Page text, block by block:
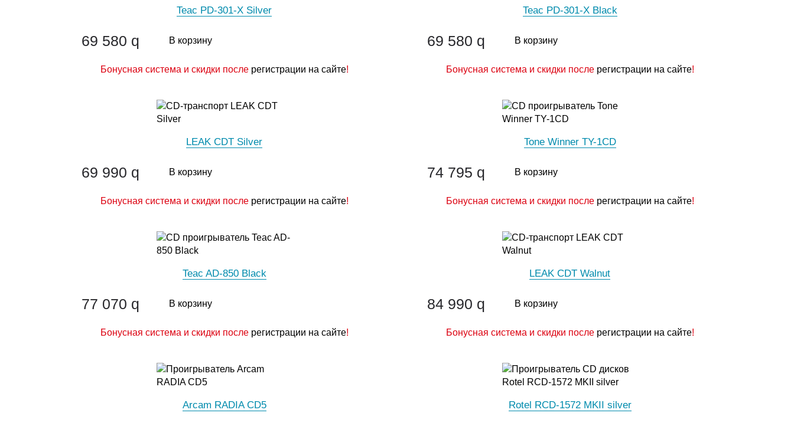
Teac PD-301-X Silver
69 580 q В корзину
Бонусная система и скидки после регистрации на сайте!
Teac PD-301-X Black
69 580 q В корзину
Бонусная система и скидки после регистрации на сайте!
LEAK CDT Silver
69 990 q В корзину
Бонусная система и скидки после регистрации на сайте!
Tone Winner TY-1CD
74 795 q В корзину
Бонусная система и скидки после регистрации на сайте!
Teac AD-850 Black
77 070 q В корзину
Бонусная система и скидки после регистрации на сайте!
LEAK CDT Walnut
84 990 q В корзину
Бонусная система и скидки после регистрации на сайте!
Arcam RADIA CD5 Rotel RCD-1572 MKII silver